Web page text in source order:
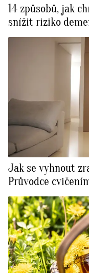
14 způsobů, jak
snížit riziko
Jak se vyhnout
Průvodce